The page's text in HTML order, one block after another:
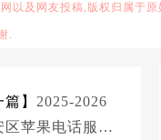
以及网友投稿,版权归属于
.
篇】 2025-2026
区苹果电话服务